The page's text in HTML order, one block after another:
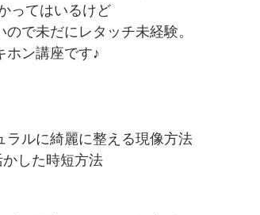
ってはいるけど
で未だにレタッチ未経験。
ホン講座です♪
ラルに綺麗に整える現像方法
した時短方法